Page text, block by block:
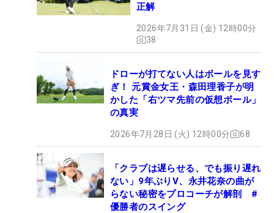
正解
2026年7月31日 (金) 12時00分
38
ドローが打てない人はボールを見す
ぎ！ 元賞金女王・森田理香子が明
かした「右ツマ先前の仮想ボール」
の真実
2026年7月28日 (火) 12時00分 68
「クラブは遅らせる、でも振り遅れ
ない」9年ぶりV、永井花奈の曲が
らない秘密をプロコーチが解剖 #
優勝者のスイング